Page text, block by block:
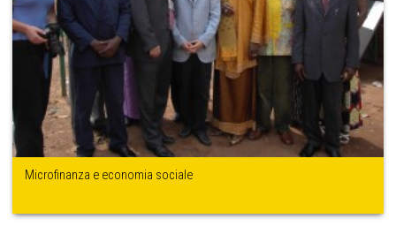
Microfinanza e economia sociale